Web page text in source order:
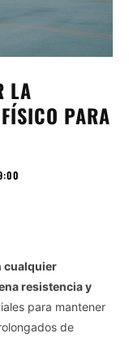
LA
PARA
cualquier
resistencia y
para mantener
de